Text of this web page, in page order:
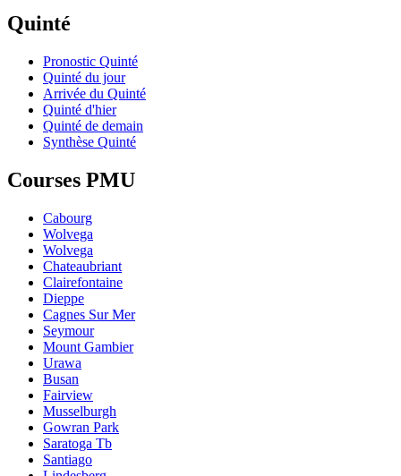
Quinté
Pronostic Quinté
Quinté du jour
Arrivée du Quinté
Quinté d'hier
Quinté de demain
Synthèse Quinté
Courses PMU
Cabourg
Wolvega
Wolvega
Chateaubriant
Clairefontaine
Dieppe
Cagnes Sur Mer
Seymour
Mount Gambier
Urawa
Busan
Fairview
Musselburgh
Gowran Park
Saratoga Tb
Santiago